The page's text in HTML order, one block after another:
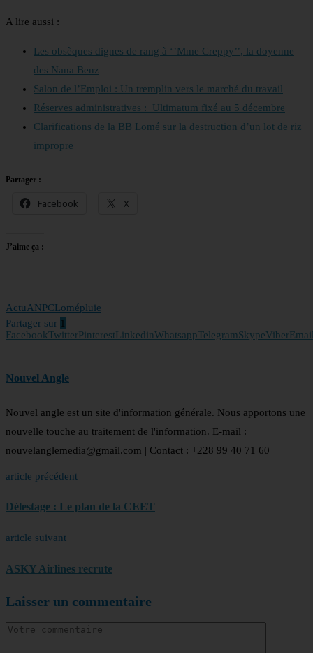
A lire aussi :
Les obsèques dignes de rang à ‘’Mme Creppy’’, la doyenne
des Nana Benz
Salon de l’Emploi : Un tremplin vers le marché du travail
Réserves administratives : Ultimatum fixé au 5 décembre
Clarifications de la BB Lomé sur la destruction d’un lot de riz
impropre
Partager :
Facebook X
J’aime ça :
Actu ANPCLomépluie
Partager sur 1
FacebookTwitterPinterestLinkedinWhatsappTelegramSkypeViber
Nouvel Angle
Nouvel angle est un site d'information générale. Nous apportons une
nouvelle touche au traitement de l'information. E-mail :
nouvelanglemedia@gmail.com | Contact : +228 99 40 71 60
article précédent
Délestage : Le plan de la CEET
article suivant
ASKY Airlines recrute
Laisser un commentaire